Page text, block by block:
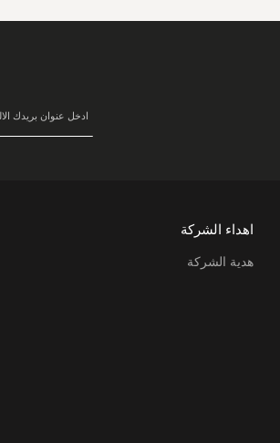
اهداء الشركة
هدية الشركة